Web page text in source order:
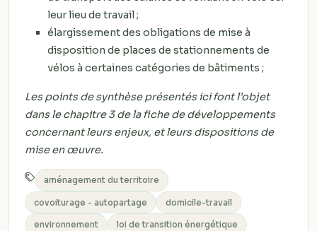
leur lieu de travail ;
élargissement des obligations de mise à
disposition de places de stationnements de
vélos à certaines catégories de bâtiments ;
Les points de synthèse présentés ici font l’objet
dans le chapitre 3 de la fiche de développements
concernant leurs enjeux, et leurs dispositions de
mise en œuvre.
aménagement du territoire
covoiturage - autopartage domicile-travail
environnement loi de transition énergétique